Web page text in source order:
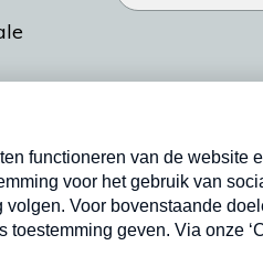
Bakt
Nieuwsbrief
Neem hier een gratis